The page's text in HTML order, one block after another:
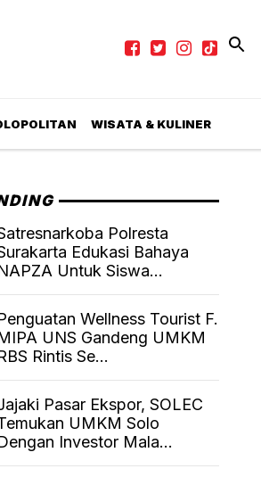
WISATA & KULINER
Polresta
Edukasi Bahaya
Untuk Siswa...
Wellness Tourist F.
UNS Gandeng UMKM
Rintis Se...
Pasar Ekspor, SOLEC
UMKM Solo
Investor Mala...